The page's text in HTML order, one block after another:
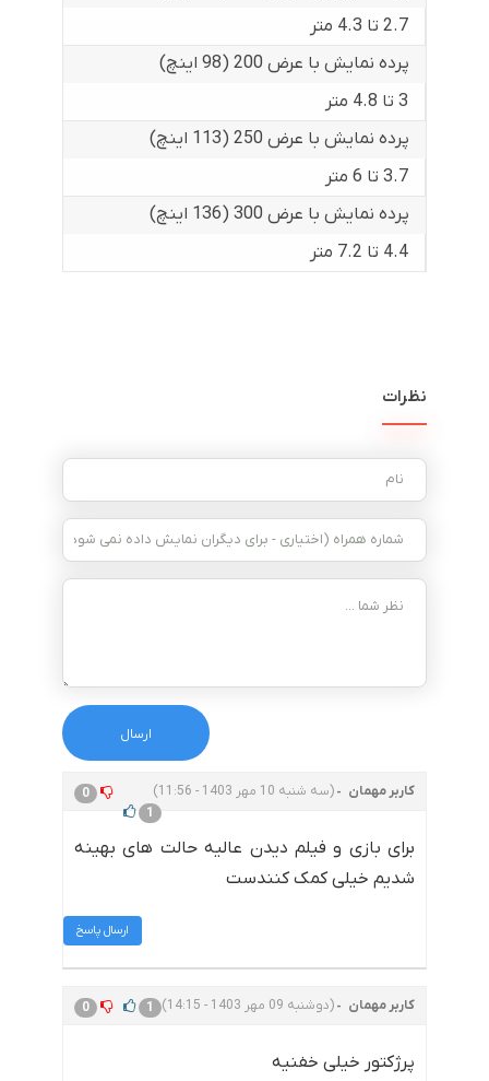
2.7 تا 4.3 متر
پرده نمایش با عرض 200 (98 اینچ)
3 تا 4.8 متر
پرده نمایش با عرض 250 (113 اینچ)
3.7 تا 6 متر
پرده نمایش با عرض 300 (136 اینچ)
4.4 تا 7.2 متر
نظرات
کاربر مهمان (سه شنبه 10 مهر 1403 - 11:56)
0
1
برای بازی و فیلم دیدن عالیه حالت های بهینه
شدیم خیلی کمک کنندست
ارسال پاسخ
کاربر مهمان (دوشنبه 09 مهر 1403 - 14:15) 0 1
پرژکتور خیلی خفنیه